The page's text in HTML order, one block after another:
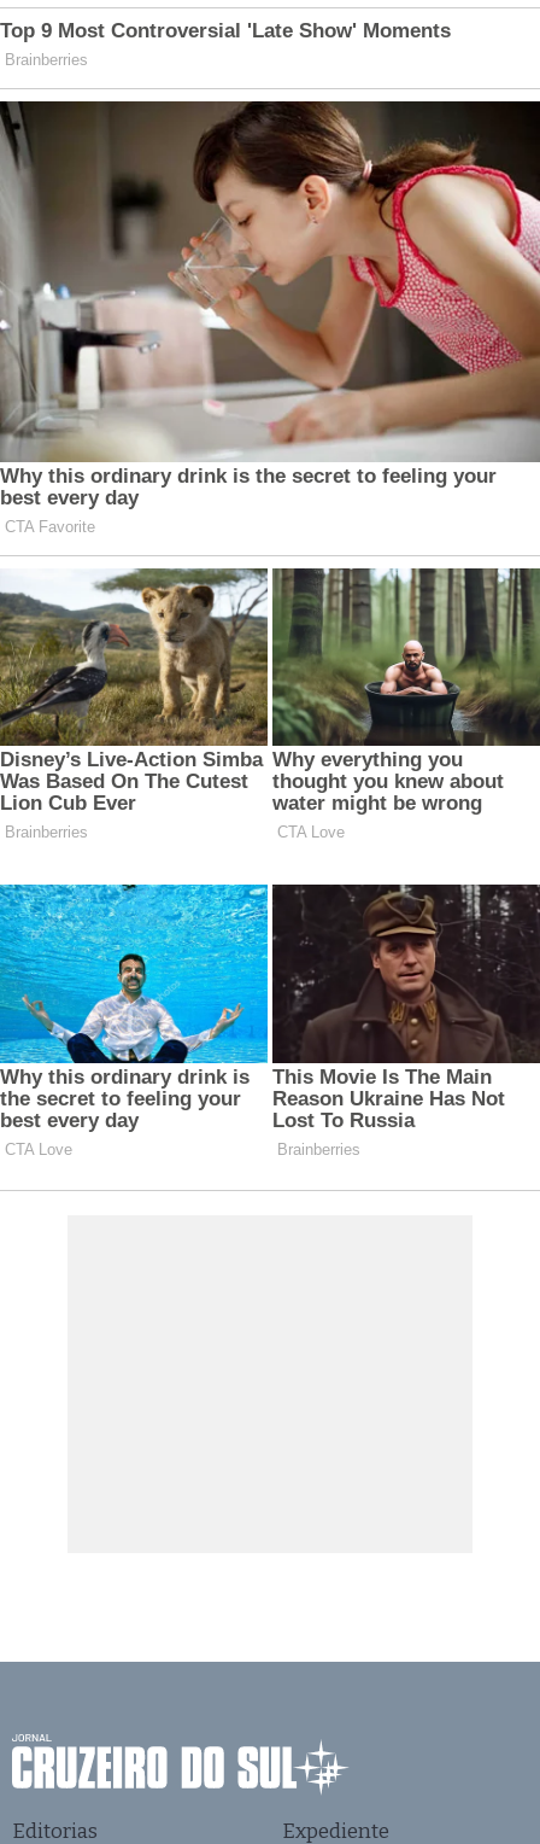
Editorias Expediente